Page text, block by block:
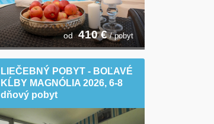
od 410€ / pobyt
LIEČEBNÝ POBYT - BOĽAVÉ
KĹBY MAGNÓLIA 2026, 6-8
dňový pobyt